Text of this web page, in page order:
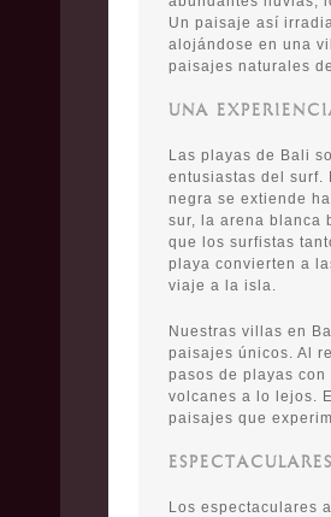
Un paisaje así
alojándose en una
paisajes naturales
UNA
Las playas de Bali
entusiastas del surf.
negra se extiende
sur, la arena blanca
que los surfistas
playa convierten a
viaje a la isla.
Nuestras villas en
paisajes únicos. Al
pasos de playas
volcanes a lo lejos.
paisajes que
Los espectaculares